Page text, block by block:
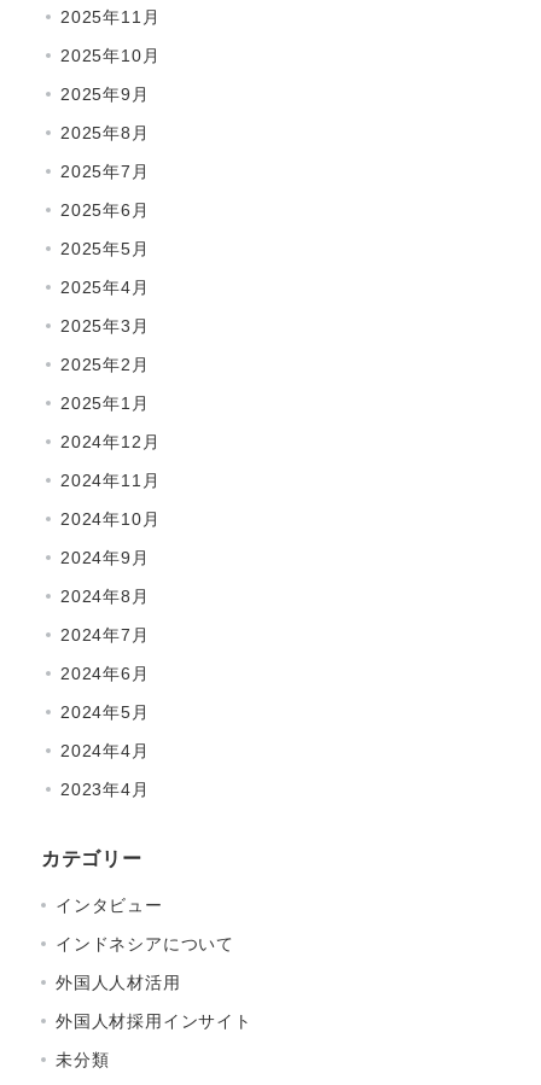
2025年11月
2025年10月
2025年9月
2025年8月
2025年7月
2025年6月
2025年5月
2025年4月
2025年3月
2025年2月
2025年1月
2024年12月
2024年11月
2024年10月
2024年9月
2024年8月
2024年7月
2024年6月
2024年5月
2024年4月
2023年4月
カテゴリー
インタビュー
インドネシアについて
外国人人材活用
外国人材採用インサイト
未分類